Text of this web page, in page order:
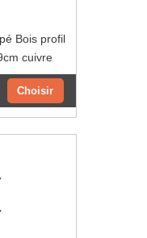
Bois profil
cuivre
Choisir